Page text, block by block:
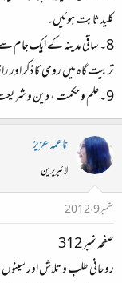
کلید ثابت ہوئیں۔
8۔ ساقی مدینہ کے ایک
تربیت گاہ میں رومی کا ذکر
9۔ علم و حکمت ، دین و شریعت اور انتطام سلطنت اور دنیا کے اندر پھیلی ہوئی
ناعمہ عزیز
لائبریرین
ستمبر 9، 2012
صفحہ نمبر 312
روحانی طلب و تلاش اور